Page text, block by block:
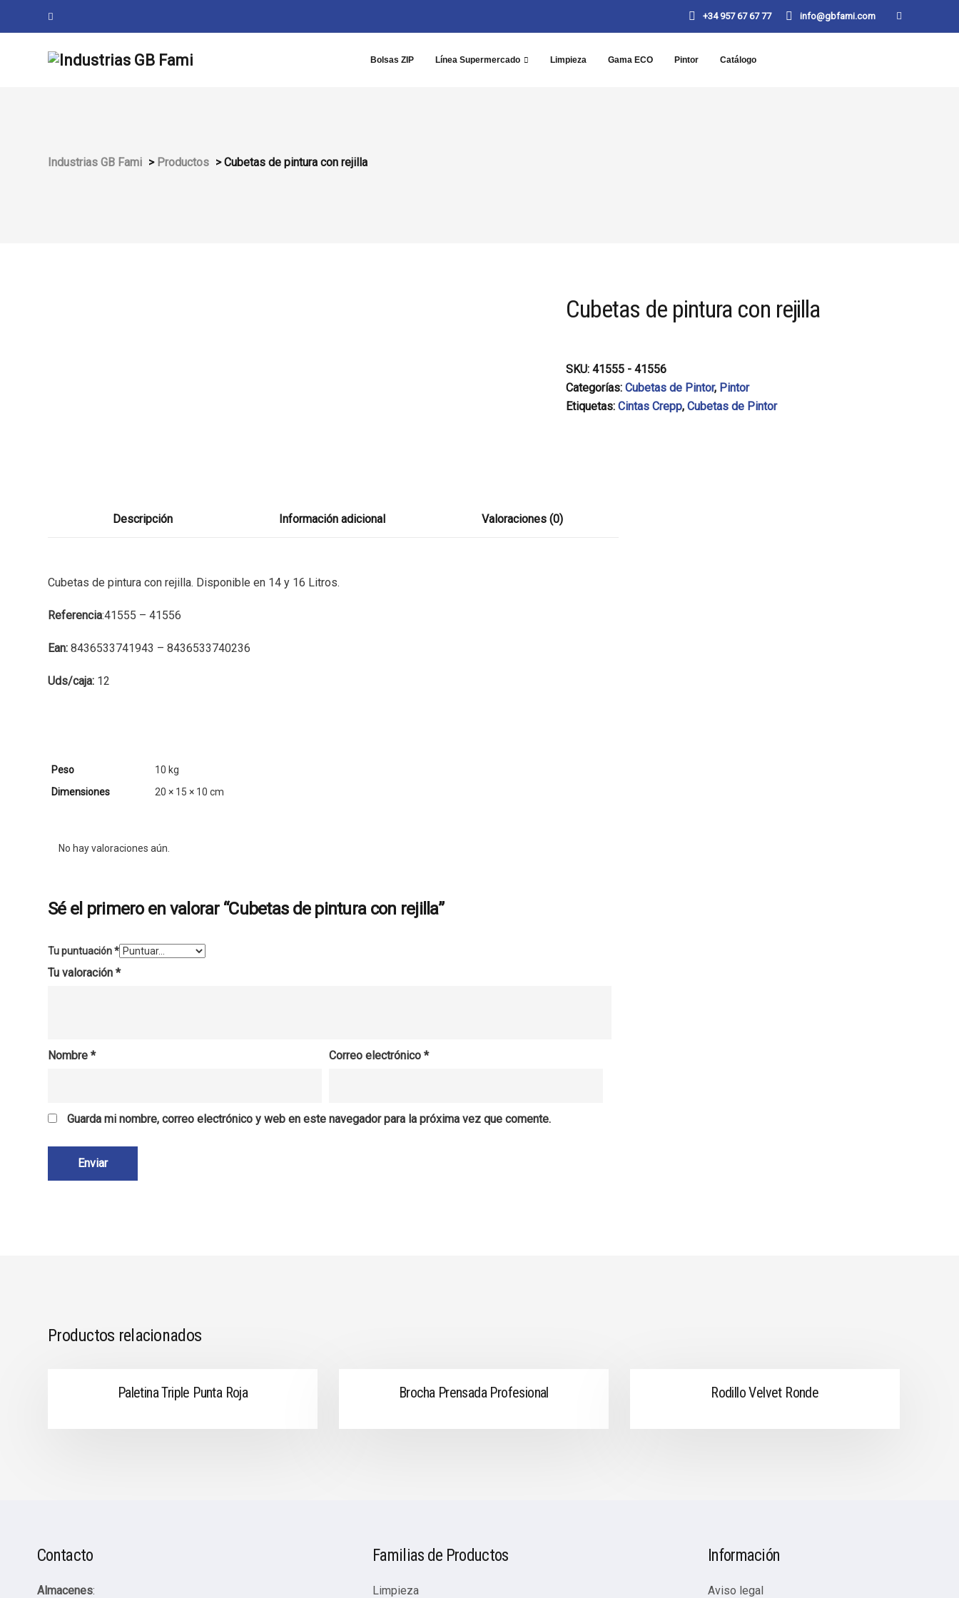
+34 957 67 67 77 info@gbfami.com
Bolsas ZIP Línea Supermercado Limpieza Gama ECO Pintor Catálogo
Industrias GB Fami > Productos >Cubetas de pintura con rejilla
Cubetas de pintura con rejilla
SKU: 41555 - 41556
Categorías: Cubetas de Pintor, Pintor
Etiquetas: Cintas Crepp, Cubetas de Pintor
Descripción Información adicional Valoraciones (0)
Cubetas de pintura con rejilla. Disponible en 14 y 16 Litros.
Referencia:41555 – 41556
Ean: 8436533741943 – 8436533740236
Uds/caja: 12
Peso
10 kg
Dimensiones
20 × 15 × 10 cm
No hay valoraciones aún.
Sé el primero en valorar “Cubetas de pintura con rejilla”
Tu puntuación*
Tu valoración *
Nombre * Correo electrónico *
Guarda mi nombre, correo electrónico y web en este navegador para la próxima vez que comente.
Productos relacionados
Paletina Triple Punta Roja Brocha Prensada Profesional Rodillo Velvet Ronde
Contacto
Almacenes:
Familias de Productos
Limpieza
Información
Aviso legal